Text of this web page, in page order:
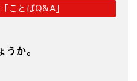
ことばQ&A」
うか。